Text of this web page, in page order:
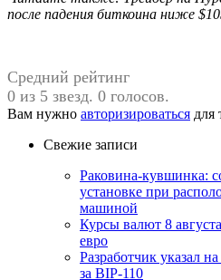
после падения биткоина ниже
Средний рейтинг
0 из 5 звезд. 0 голосов.
Вам нужно авторизироваться для
Свежие записи
Раковина-кувшинка:
установке при
машиной
Курсы валют 8
евро
Разработчик указал
за BIP-110